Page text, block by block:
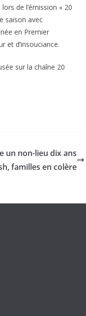
de l’émission « 20
saison avec
en Premier
et d’insouciance.
sur la chaîne 20
un non-lieu dix ans
familles en colère